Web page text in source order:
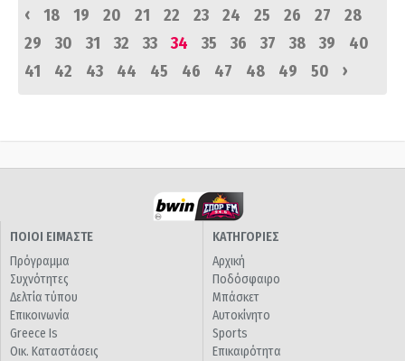
‹
18 19 20 21 22 23 24 25 26 27
28
29
30 31 32 33 34 35 36 37 38 39
40
41
42 43 44 45 46 47 48 49 50 ›
ΠΟΙΟΙ ΕΙΜΑΣΤΕ
Πρόγραμμα
Συχνότητες
Δελτία τύπου
Επικοινωνία
Greece Is
Οικ. Καταστάσεις
ΚΑΤΗΓΟΡΙΕΣ
Αρχική
Ποδόσφαιρο
Μπάσκετ
Αυτοκίνητο
Sports
Επικαιρότητα